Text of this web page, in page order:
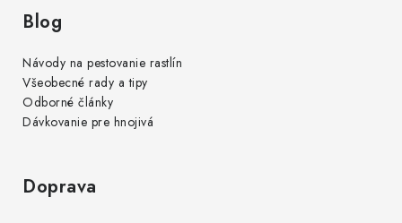
Blog
Návody na pestovanie rastlín
Všeobecné rady a tipy
Odborné články
Dávkovanie pre hnojivá
Doprava